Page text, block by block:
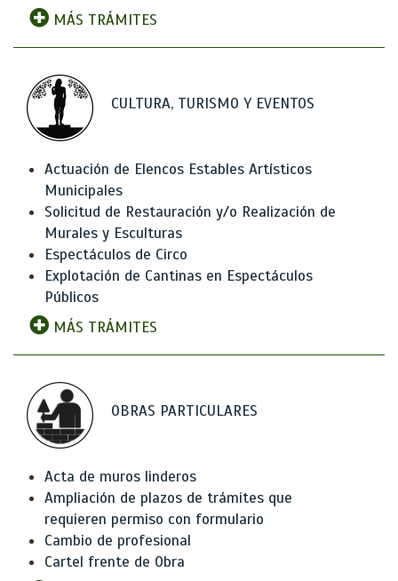
MÁS TRÁMITES
CULTURA, TURISMO Y EVENTOS
Actuación de Elencos Estables Artísticos
Municipales
Solicitud de Restauración y/o Realización de
Murales y Esculturas
Espectáculos de Circo
Explotación de Cantinas en Espectáculos
Públicos
MÁS TRÁMITES
OBRAS PARTICULARES
Acta de muros linderos
Ampliación de plazos de trámites que
requieren permiso con formulario
Cambio de profesional
Cartel frente de Obra